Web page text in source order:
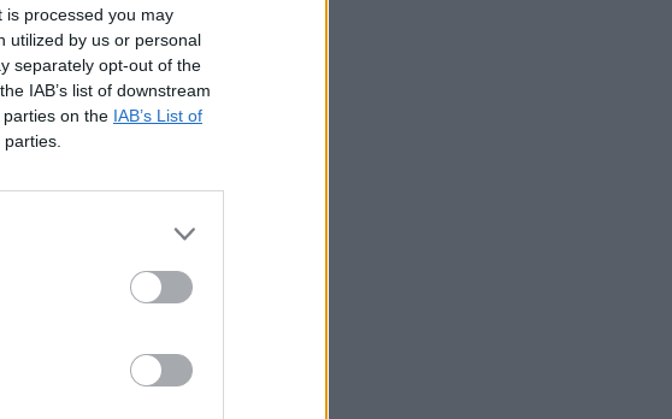
processed you may
utilized by us or personal
separately opt-out of the
IAB’s list of downstream
on the IAB’s List of
und